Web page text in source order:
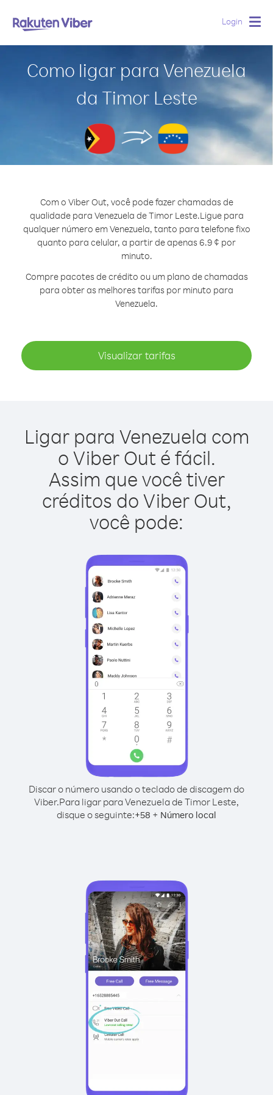
Login
Como ligar para Venezuela
da Timor Leste
Com o Viber Out, você pode fazer chamadas de
qualidade para Venezuela de Timor Leste.Ligue para
qualquer número em Venezuela, tanto para telefone fixo
quanto para celular, a partir de apenas 6.9 ¢ por
minuto.
Compre pacotes de crédito ou um plano de chamadas
para obter as melhores tarifas por minuto para
Venezuela.
Visualizar tarifas
Ligar para Venezuela com
o Viber Out é fácil.
Assim que você tiver
créditos do Viber Out,
você pode:
Discar o número usando o teclado de discagem do
Viber.Para ligar para Venezuela de Timor Leste,
disque o seguinte:+58 + Número local